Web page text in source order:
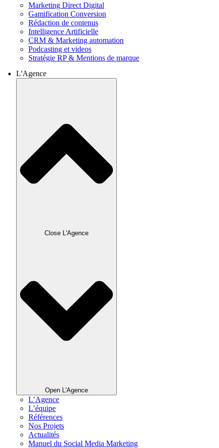
Marketing Direct Digital
Gamification Conversion
Rédaction de contenus
Intelligence Artificielle
CRM & Marketing automation
Podcasting et videos
Stratégie RP & Mentions de marque
L'Agence
Close L'Agence
Open L'Agence
L’Agence
L’équipe
Références
Nos Projets
Actualités
Manuel du Social Media Marketing